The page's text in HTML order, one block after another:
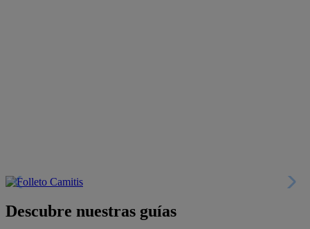
Descubre nuestras guías